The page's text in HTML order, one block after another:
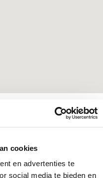
cookies
en advertenties te
social media te bieden en